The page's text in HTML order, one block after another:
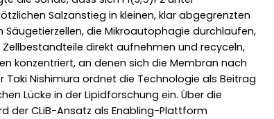
Salzanstieg in kleinen, klar abgegrenzten
die Mikroautophagie durchlaufen,
direkt aufnehmen und recyceln,
konzentriert, an denen sich die Membran nach
Taki Nishimura ordnet die Technologie als Beitrag
Lücke in der Lipidforschung ein. Über die
der CLiB-Ansatz als Enabling-Plattform